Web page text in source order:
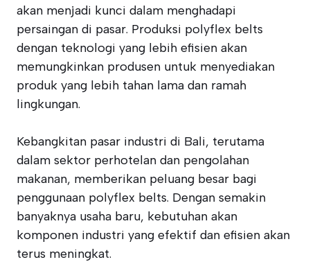
akan menjadi kunci dalam menghadapi
persaingan di pasar. Produksi polyflex belts
dengan teknologi yang lebih efisien akan
memungkinkan produsen untuk menyediakan
produk yang lebih tahan lama dan ramah
lingkungan.
Kebangkitan pasar industri di Bali, terutama
dalam sektor perhotelan dan pengolahan
makanan, memberikan peluang besar bagi
penggunaan polyflex belts. Dengan semakin
banyaknya usaha baru, kebutuhan akan
komponen industri yang efektif dan efisien akan
terus meningkat.